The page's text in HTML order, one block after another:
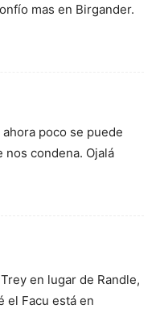
mas en Birgander.
poco se puede
nos condena. Ojalá
en lugar de Randle,
el Facu está en